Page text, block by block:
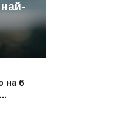
на 6